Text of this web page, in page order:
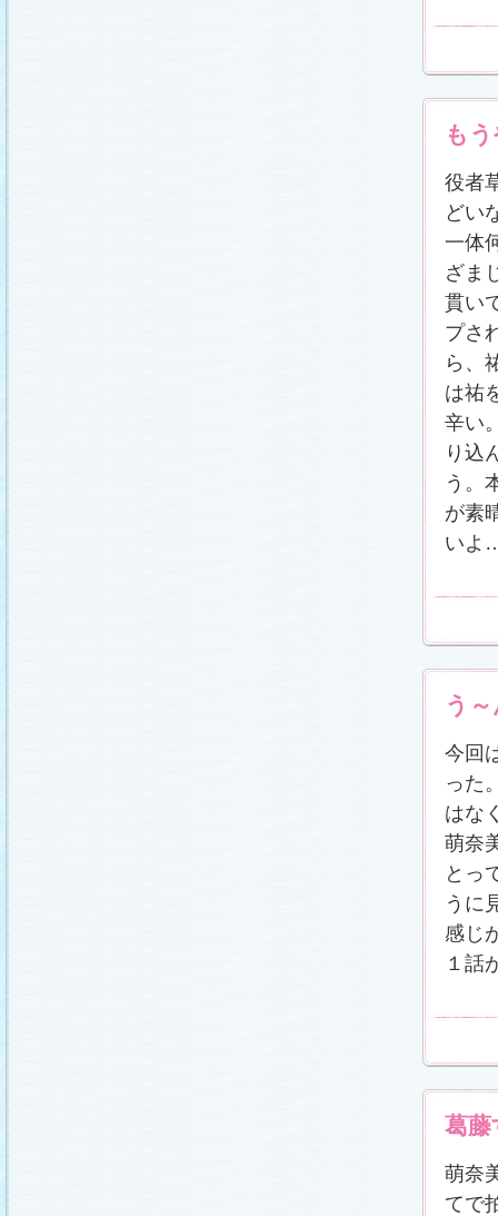
も
役者
どい
一体
ざま
貫い
プさ
ら、
は祐
辛い
り込
う。
が素
いよ
う
今回
った
はな
萌奈
とっ
うに
感じ
１話
葛藤
萌奈
てで